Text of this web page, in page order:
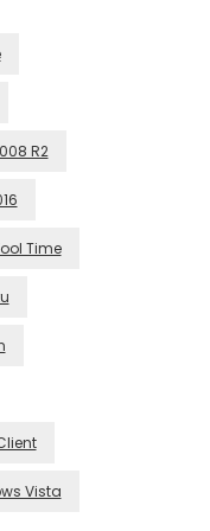
R2
Time
Vista